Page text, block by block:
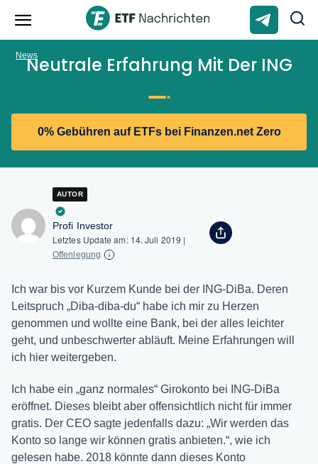
Neutrale Erfahrung Mit Der ING
0% Gebühren auf ETFs bei Finanzen.net Zero
News
AUTOR
Profi Investor
Letztes Update am: 14. Juli 2019 |
Offenlegung
Ich war bis vor Kurzem Kunde bei der ING-DiBa. Deren
Leitspruch „Diba-diba-du“ habe ich mir zu Herzen
genommen und wollte eine Bank, bei der alles leichter
geht, und unbeschwerter abläuft. Meine Erfahrungen will
ich hier weitergeben.
Ich habe ein „ganz normales“ Girokonto bei ING-DiBa
eröffnet. Dieses bleibt aber offensichtlich nicht für immer
gratis. Der CEO sagte jedenfalls dazu: „Wir werden das
Konto so lange wir können gratis anbieten.“, wie ich
gelesen habe. 2018 könnte dann dieses Konto